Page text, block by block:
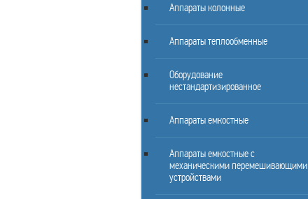
Аппараты колонные
Аппараты теплообменные
Оборудование
нестандартизированное
Аппараты емкостные
Аппараты емкостные с
механическими перемешивающими
устройствами